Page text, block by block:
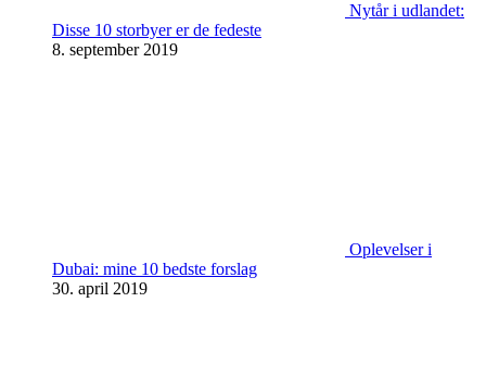
Nytår i udlandet:
Disse 10 storbyer er de fedeste
8. september 2019
Oplevelser i
Dubai: mine 10 bedste forslag
30. april 2019